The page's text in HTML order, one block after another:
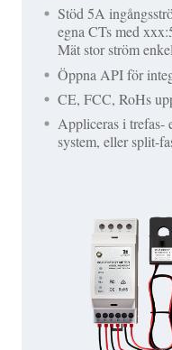
Stöd 5A
egna CTs med
Mät stor ström
Öppna API för
CE, FCC, RoHs
Appliceras i trefas-
system, eller split-